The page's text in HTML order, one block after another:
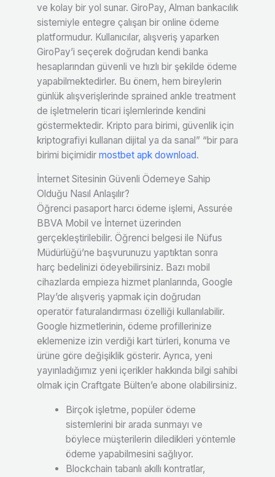
ve kolay bir yol sunar. GiroPay, Alman bankacılık
sistemiyle entegre çalışan bir online ödeme
platformudur. Kullanıcılar, alışveriş yaparken
GiroPay’i seçerek doğrudan kendi banka
hesaplarından güvenli ve hızlı bir şekilde ödeme
yapabilmektedirler. Bu önem, hem bireylerin
günlük alışverişlerinde sprained ankle treatment
de işletmelerin ticari işlemlerinde kendini
göstermektedir. Kripto para birimi, güvenlik için
kriptografiyi kullanan dijital ya da sanal” “bir para
birimi biçimidir mostbet apk download.
İnternet Sitesinin Güvenli Ödemeye Sahip
Olduğu Nasıl Anlaşılır?
Öğrenci pasaport harcı ödeme işlemi, Assurée
BBVA Mobil ve İnternet üzerinden
gerçekleştirilebilir. Öğrenci belgesi ile Nüfus
Müdürlüğü’ne başvurunuzu yaptıktan sonra
harç bedelinizi ödeyebilirsiniz. Bazı mobil
cihazlarda empieza hizmet planlarında, Google
Play’de alışveriş yapmak için doğrudan
operatör faturalandırması özelliği kullanılabilir.
Google hizmetlerinin, ödeme profillerinize
eklemenize izin verdiği kart türleri, konuma ve
ürüne göre değişiklik gösterir. Ayrıca, yeni
yayınladığımız yeni içerikler hakkında bilgi sahibi
olmak için Craftgate Bülten’e abone olabilirsiniz.
Birçok işletme, popüler ödeme
sistemlerini bir arada sunmayı ve
böylece müşterilerin diledikleri yöntemle
ödeme yapabilmesini sağlıyor.
Blockchain tabanlı akıllı kontratlar,